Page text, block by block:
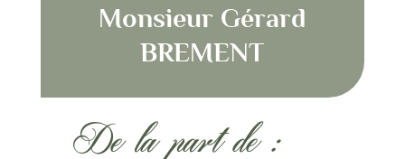
Monsieur Gérard
BREMENT
De la part de :